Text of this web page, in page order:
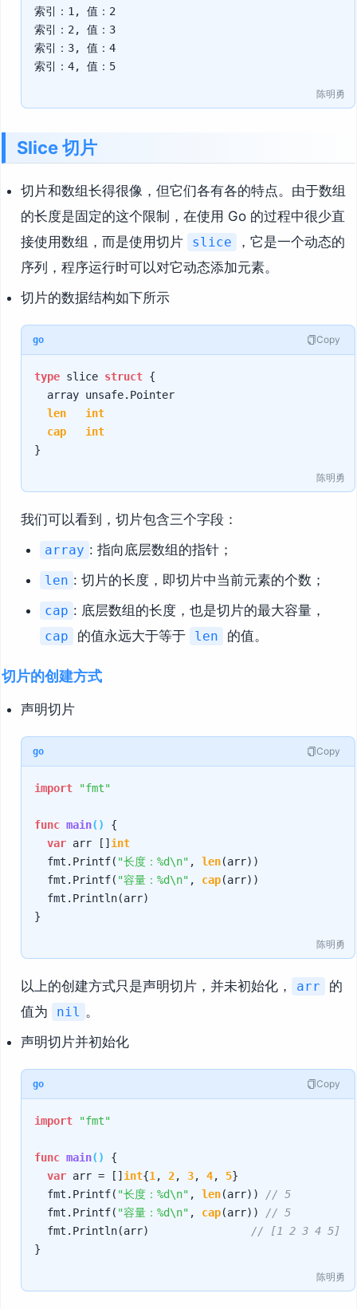
索引：1, 值：2
索引：2, 值：3
索引：3, 值：4
索引：4, 值：5
陈明勇
Slice 切片
切片和数组长得很像，但它们各有各的特点。由于数组
的长度是固定的这个限制，在使用 Go 的过程中很少直
接使用数组，而是使用切片
slice
，它是一个动态的
序列，程序运行时可以对它动态添加元素。
切片的数据结构如下所示
go Copy
type slice struct {
len
int
cap
int
陈明勇
我们可以看到，切片包含三个字段：
array : 指向底层数组的指针；
len : 切片的长度，即切片中当前元素的个数；
cap : 底层数组的长度，也是切片的最大容量，
cap 的值永远大于等于 len 的值。
切片的创建方式
声明切片
go Copy
import "fmt"
func main()
{
var arr [] int
	fmt.Printf(
"长度：%d\n" , len(arr))
	fmt.Printf(
"容量：%d\n" , cap(arr))
陈明勇
以上的创建方式只是声明切片，并未初始化， arr
的
值为
nil
。
声明切片并初始化
go Copy
import "fmt"
func main()
{
var arr = [] int{1 , 2, 3, 4, 5}
	fmt.Printf(
"长度：%d\n" , len(arr))
// 5
	fmt.Printf(
"容量：%d\n" , cap(arr))
// 5
	fmt.Println(arr)
// [1 2 3 4 5]
陈明勇